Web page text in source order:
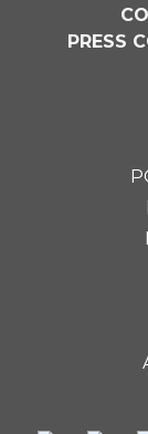
PRESS